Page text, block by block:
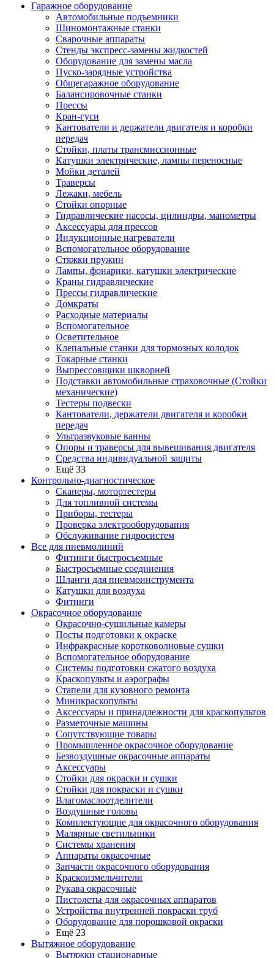
Гаражное оборудование
Автомобильные подъемники
Шиномонтажные станки
Сварочные аппараты
Стенды экспресс-замены жидкостей
Оборудование для замены масла
Пуско-зарядные устройства
Общегаражное оборудование
Балансировочные станки
Прессы
Кран-гуси
Кантователи и держатели двигателя и коробки
передач
Стойки, платы трансмиссионные
Катушки электрические, лампы переносные
Мойки деталей
Траверсы
Лежаки, мебель
Стойки опорные
Гидравлические насосы, цилиндры, манометры
Аксессуары для прессов
Индукционные нагреватели
Вспомогательное оборудование
Стяжки пружин
Лампы, фонарики, катушки электрические
Краны гидравлические
Прессы гидравлические
Домкраты
Расходные материалы
Вспомогательное
Осветительное
Клепальные станки для тормозных колодок
Токарные станки
Выпрессовщики шкворней
Подставки автомобильные страховочные (Стойки
механические)
Тестеры подвески
Кантователи, держатели двигателя и коробки
передач
Ультразвуковые ванны
Опоры и траверсы для вывешивания двигателя
Средства индивидуальной защиты
Ещё 33
Контрольно-диагностическое
Сканеры, мотортестеры
Для топливной системы
Приборы, тестеры
Проверка электрооборудования
Обслуживание гидросистем
Все для пневмолиний
Фитинги быстросъемные
Быстросъемные соединения
Шланги для пневмоинструмента
Катушки для воздуха
Фитинги
Окрасочное оборудование
Окрасочно-сушильные камеры
Посты подготовки к окраске
Инфракрасные коротковолновые сушки
Вспомогательное оборудование
Системы подготовки сжатого воздуха
Краскопульты и аэрографы
Стапели для кузовного ремонта
Миникраскопульты
Аксессуары и принадлежности для краскопультов
Разметочные машины
Сопутствующие товары
Промышленное окрасочное оборудование
Безвоздушные окрасочные аппараты
Аксессуары
Стойки для окраски и сушки
Стойки для покраски и сушки
Влагомаслоотделители
Воздушные головы
Комплектующие для окрасочного оборудования
Малярные светильники
Системы хранения
Аппараты окрасочные
Запчасти окрасочного оборудования
Краскоизмельчители
Рукава окрасочные
Пистолеты для окрасочных аппаратов
Устройства внутренней покраски труб
Оборудование для порошковой окраски
Ещё 23
Вытяжное оборудование
Вытяжки стационарные